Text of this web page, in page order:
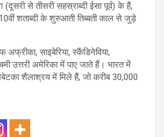
से तीसरी सहस्राब्दी ईसा पूर्व) के हैं,
शताब्दी के शुरुआती तिब्बती काल से जुड़े
अफ्रीका, साइबेरिया, स्कैंडिनेविया,
उत्तरी अमेरिका में पाए जाते हैं। भारत में
शैलाश्रय में मिले हैं, जो करीब 30,000